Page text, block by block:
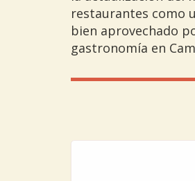
restaurantes como
bien aprovechado
gastronomía en